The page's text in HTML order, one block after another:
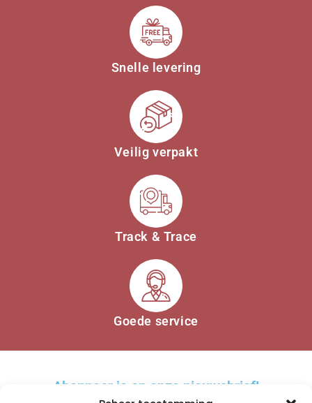
Snelle levering
Veilig verpakt
Track & Trace
Goede service
Abonneer je op onze nieuwsbrief!